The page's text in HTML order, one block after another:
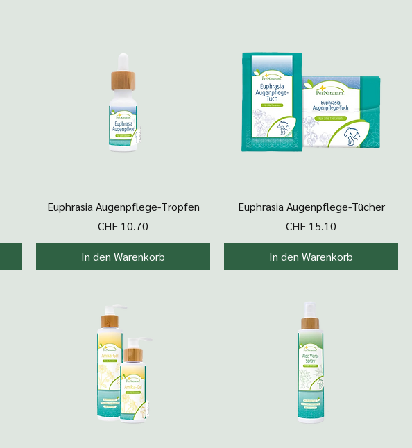
Schnellansicht
Euphrasia Augenpflege-Tropfen
Preis
CHF 10.70
In den Warenkorb
Schnellansicht
Euphrasia Augenpflege-Tücher
Preis
CHF 15.10
In den Warenkorb